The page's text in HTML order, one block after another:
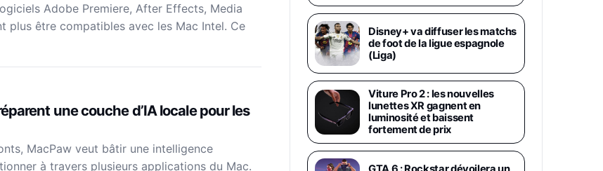
Adobe Premiere, After Effects, Media
plus être compatibles avec les Mac Intel. Ce
une couche d’IA locale pour les
MacPaw veut bâtir une intelligence
à travers plusieurs applications du Mac.
Galaxy S26 Ultra 512 Go Bleu
1019€ Fnac (Vendeur Tiers)
Galaxy S26 Ultra 256 Go Violet
892€1199€
Philips SHK2000BL - Casque
Enfant - Bleu & Répartiteur Audio
5 Casques, Blanc
24,94€ Fnac (Vendeur Tiers)
Disney+ va diffuser les matchs
de foot de la ligue espagnole
(Liga)
Viture Pro 2 : les nouvelles
lunettes XR gagnent en
luminosité et baissent
fortement de prix